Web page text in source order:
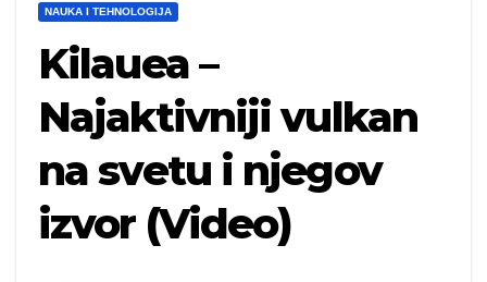
NAUKA I TEHNOLOGIJA
Kilauea –
Najaktivniji vulkan
na svetu i njegov
izvor (Video)